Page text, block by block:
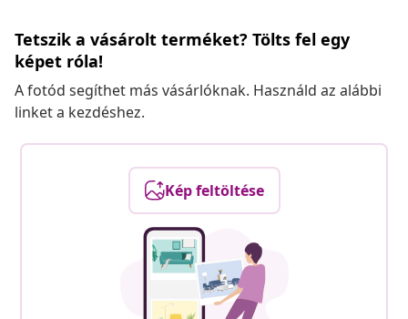
Tetszik a vásárolt terméket? Tölts fel egy
képet róla!
A fotód segíthet más vásárlóknak. Használd az alábbi
linket a kezdéshez.
Kép feltöltése